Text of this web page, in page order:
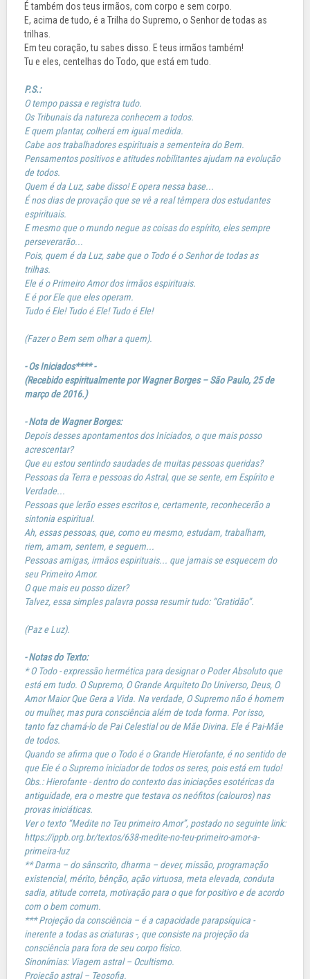
É também dos teus irmãos, com corpo e sem corpo.
E, acima de tudo, é a Trilha do Supremo, o Senhor de todas as
trilhas.
Em teu coração, tu sabes disso. E teus irmãos também!
Tu e eles, centelhas do Todo, que está em tudo.
P.S.:
O tempo passa e registra tudo.
Os Tribunais da natureza conhecem a todos.
E quem plantar, colherá em igual medida.
Cabe aos trabalhadores espirituais a sementeira do Bem.
Pensamentos positivos e atitudes nobilitantes ajudam na evolução
de todos.
Quem é da Luz, sabe disso! E opera nessa base...
É nos dias de provação que se vê a real têmpera dos estudantes
espirituais.
E mesmo que o mundo negue as coisas do espírito, eles sempre
perseverarão...
Pois, quem é da Luz, sabe que o Todo é o Senhor de todas as
trilhas.
Ele é o Primeiro Amor dos irmãos espirituais.
E é por Ele que eles operam.
Tudo é Ele! Tudo é Ele! Tudo é Ele!
(Fazer o Bem sem olhar a quem).
- Os Iniciados**** -
(Recebido espiritualmente por Wagner Borges – São Paulo, 25 de
março de 2016.)
- Nota de Wagner Borges:
Depois desses apontamentos dos Iniciados, o que mais posso
acrescentar?
Que eu estou sentindo saudades de muitas pessoas queridas?
Pessoas da Terra e pessoas do Astral, que se sente, em Espírito e
Verdade...
Pessoas que lerão esses escritos e, certamente, reconhecerão a
sintonia espiritual.
Ah, essas pessoas, que, como eu mesmo, estudam, trabalham,
riem, amam, sentem, e seguem...
Pessoas amigas, irmãos espirituais... que jamais se esquecem do
seu Primeiro Amor.
O que mais eu posso dizer?
Talvez, essa simples palavra possa resumir tudo: “Gratidão”.
(Paz e Luz).
- Notas do Texto:
* O Todo - expressão hermética para designar o Poder Absoluto que
está em tudo. O Supremo, O Grande Arquiteto Do Universo, Deus, O
Amor Maior Que Gera a Vida. Na verdade, O Supremo não é homem
ou mulher, mas pura consciência além de toda forma. Por isso,
tanto faz chamá-lo de Pai Celestial ou de Mãe Divina. Ele é Pai-Mãe
de todos.
Quando se afirma que o Todo é o Grande Hierofante, é no sentido de
que Ele é o Supremo iniciador de todos os seres, pois está em tudo!
Obs.: Hierofante - dentro do contexto das iniciações esotéricas da
antiguidade, era o mestre que testava os neófitos (calouros) nas
provas iniciáticas.
Ver o texto “Medite no Teu primeiro Amor”, postado no seguinte link:
https://ippb.org.br/textos/638-medite-no-teu-primeiro-amor-a-
primeira-luz
** Darma – do sânscrito, dharma – dever, missão, programação
existencial, mérito, bênção, ação virtuosa, meta elevada, conduta
sadia, atitude correta, motivação para o que for positivo e de acordo
com o bem comum.
*** Projeção da consciência – é a capacidade parapsíquica -
inerente a todas as criaturas -, que consiste na projeção da
consciência para fora de seu corpo físico.
Sinonímias: Viagem astral – Ocultismo.
Projeção astral – Teosofia.